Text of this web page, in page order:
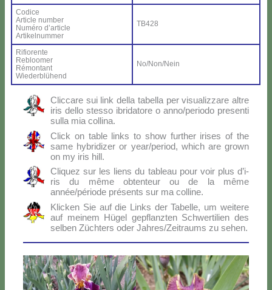
Co­di­ce
Ar­ti­cle num­ber
Nu­mé­ro d’ar­ti­cle
Ar­ti­kel­num­mer
TB428
Ri­fio­ren­te
Re­bloo­mer
Ré­mon­tant
Wie­der­blü­hend
No/Non/Nein
Clic­ca­re sui link del­la ta­bel­la per vi­sua­liz­za­re al­tre
iris del­lo stes­so ibri­da­to­re o anno/periodo pre­sen­ti
sul­la mia col­li­na.
Click on ta­ble links to show fur­ther iri­ses of the
sa­me hy­bri­di­zer or year/period, which are gro­wn
on my iris hill.
Cli­quez sur les liens du ta­bleau pour voir plus d’i­
ris du mê­me ob­ten­teur ou de la mê­me
année/période pré­sen­ts sur ma col­li­ne.
Klic­ken Sie auf die Links der Ta­bel­le, um wei­te­re
auf mei­nem Hü­gel ge­p­flanz­ten Sch­wer­ti­lien des
sel­ben Zü­ch­ters oder Jahres/Zeitraums zu se­hen.